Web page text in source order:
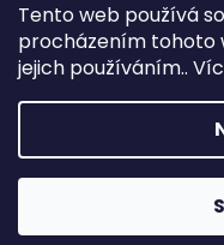
Tento web používá
procházením tohoto
jejich používáním..
Nastavil
Copyright 2026
kosmetika |